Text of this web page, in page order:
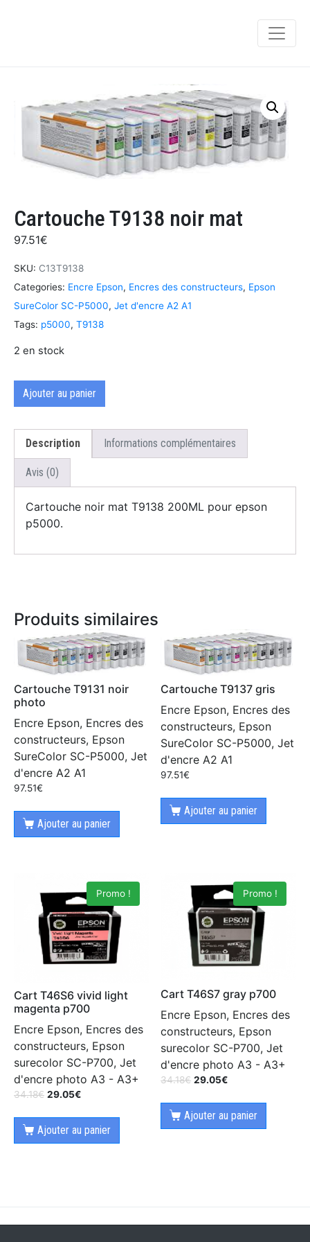
Cartouche T9138 noir mat
97.51€
SKU: C13T9138
Categories: Encre Epson, Encres des constructeurs, Epson
SureColor SC-P5000, Jet d'encre A2 A1
Tags: p5000, T9138
2 en stock
Ajouter au panier
Description Informations complémentaires
Avis (0)
Cartouche noir mat T9138 200ML pour epson
p5000.
Produits similaires
Cartouche T9131 noir
photo
Encre Epson, Encres des
constructeurs, Epson
SureColor SC-P5000, Jet
d'encre A2 A1
97.51€
Ajouter au panier
Cartouche T9137 gris
Encre Epson, Encres des
constructeurs, Epson
SureColor SC-P5000, Jet
d'encre A2 A1
97.51€
Ajouter au panier
Promo !
Cart T46S6 vivid light
magenta p700
Encre Epson, Encres des
constructeurs, Epson
surecolor SC-P700, Jet
d'encre photo A3 - A3+
34.18€ 29.05€
Ajouter au panier
Promo !
Cart T46S7 gray p700
Encre Epson, Encres des
constructeurs, Epson
surecolor SC-P700, Jet
d'encre photo A3 - A3+
34.18€ 29.05€
Ajouter au panier